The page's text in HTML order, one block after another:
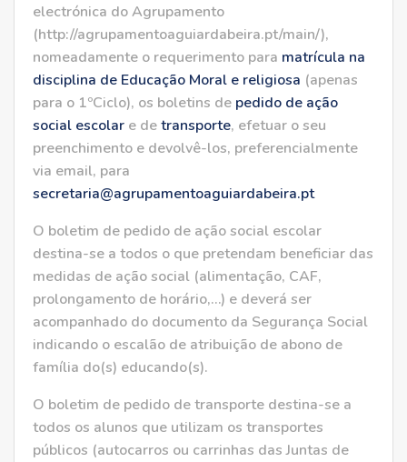
electrónica do Agrupamento
(http://agrupamentoaguiardabeira.pt/main/),
nomeadamente o requerimento para matrícula na
disciplina de Educação Moral e religiosa (apenas
para o 1ºCiclo), os boletins de pedido de ação
social escolar e detransporte, efetuar o seu
preenchimento e devolvê-los, preferencialmente
via email, para
secretaria@agrupamentoaguiardabeira.pt
O boletim de pedido de ação social escolar
destina-se a todos o que pretendam beneficiar das
medidas de ação social (alimentação, CAF,
prolongamento de horário,…) e deverá ser
acompanhado do documento da Segurança Social
indicando o escalão de atribuição de abono de
família do(s) educando(s).
O boletim de pedido de transporte destina-se a
todos os alunos que utilizam os transportes
públicos (autocarros ou carrinhas das Juntas de